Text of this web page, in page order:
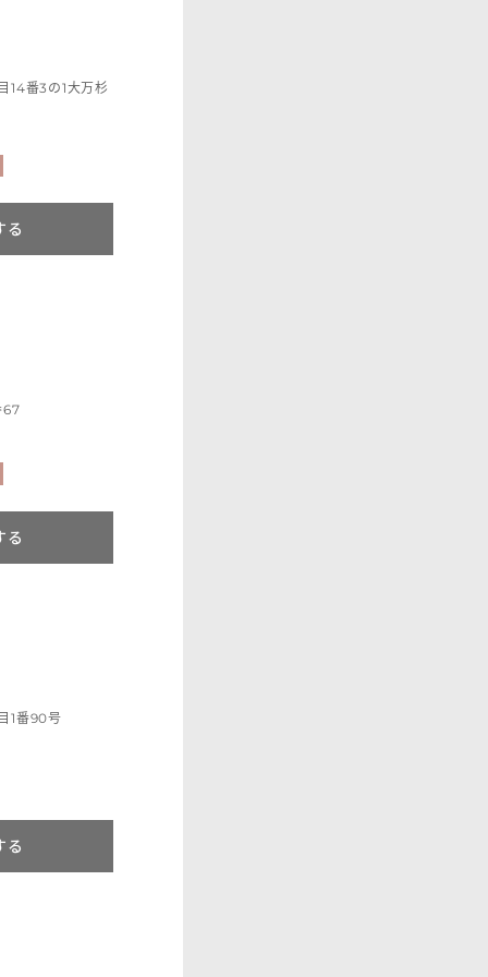
14番3の1大万杉
る
67
る
1番90号
る